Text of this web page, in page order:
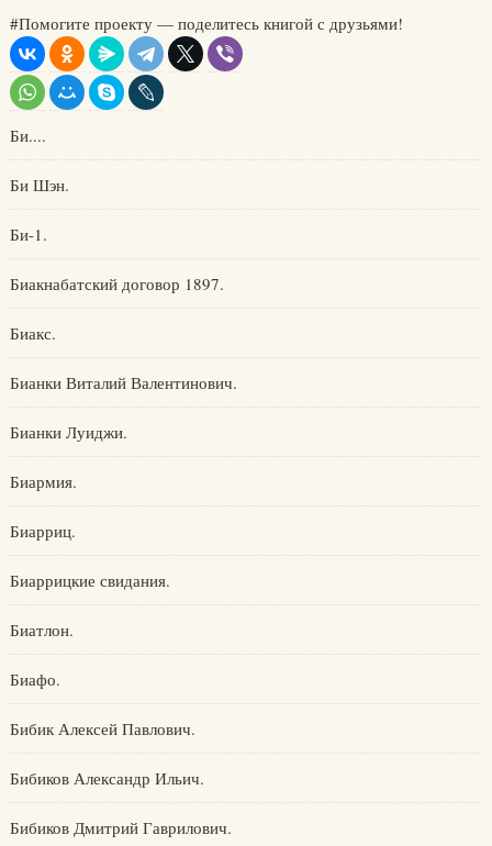
#Помогите проекту — поделитесь книгой с друзьями!
Би....
Би Шэн.
Би-1.
Биакнабатский договор 1897.
Биакс.
Бианки Виталий Валентинович.
Бианки Луиджи.
Биармия.
Биарриц.
Биаррицкие свидания.
Биатлон.
Биафо.
Бибик Алексей Павлович.
Бибиков Александр Ильич.
Бибиков Дмитрий Гаврилович.